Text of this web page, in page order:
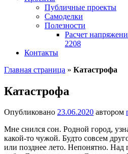
Публичные проекты
Самоделки
Полезности
Расчет
2208
Контакты
Главная страница » Катастрофа
Катастрофа
Опубликовано 23.06.2020 автором
Мне снился сон. Родной город,
какой-то чужой. Будто совсем
или позднее лето. Непонятно. Над